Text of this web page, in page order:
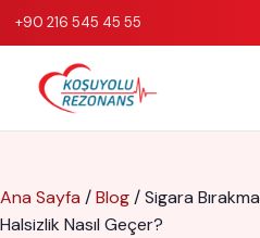
+90 216 545 45 55
Ana Sayfa /Blog/Sigara
Halsizlik Nasıl Geçer?